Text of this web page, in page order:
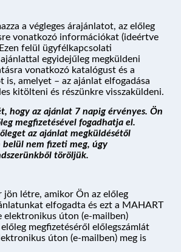
a végleges árajánlatot, az előleg
vonatkozó információkat (ideértve
felül ügyfélkapcsolati
egyidejűleg megküldeni
vonatkozó katalógust és a
is, amelyet – az ajánlat elfogadása
kitölteni és részünkre visszaküldeni.
hogy az ajánlat 7 napig érvényes. Ön
megfizetésével fogadhatja el.
az ajánlat megküldésétől
nem fizeti meg, úgy
töröljük.
jön létre, amikor Ön az előleg
elfogadta és ezt a MAHART
elektronikus úton (e-mailben)
megfizetéséről előlegszámlát
úton (e-mailben) meg is